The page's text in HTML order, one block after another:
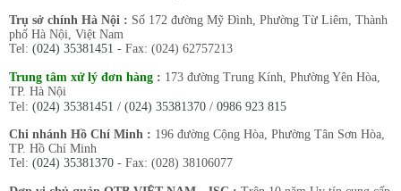
Trụ sở chính Hà Nội : Số 172 đường Mỹ Đình, Phường Từ Liêm, Thành
phố Hà Nội, Việt Nam
Tel: (024) 35381451 - Fax: (024) 62757213
Trung tâm xử lý đơn hàng : 173 đường Trung Kính, Phường Yên Hòa,
TP. Hà Nội
Tel: (024) 35381451 / (024) 35381370 / 0986 923 815
Chi nhánh Hồ Chí Minh : 196 đường Cộng Hòa, Phường Tân Sơn Hòa,
TP. Hồ Chí Minh
Tel: (024) 35381370 - Fax: (028) 38106077